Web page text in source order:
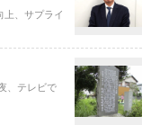
上、サプライ
、テレビで